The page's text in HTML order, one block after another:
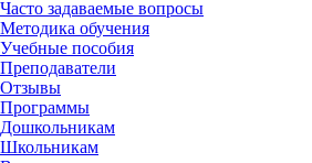
Часто задаваемые вопросы
Методика обучения
Учебные пособия
Преподаватели
Отзывы
Программы
Дошкольникам
Школьникам